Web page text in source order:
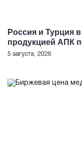
Россия и Турция
продукцией АПК
5 августа, 2026